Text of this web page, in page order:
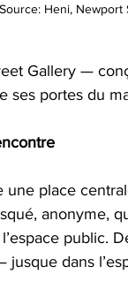
Heni, Newport
Gallery —
portes du
place
anonyme,
public.
dans